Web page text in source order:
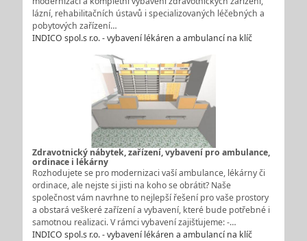
lázní, rehabilitačních ústavů i specializovaných léčebných a
pobytových zařízení…
INDICO spol.s r.o. - vybavení lékáren a ambulancí na klíč
Zdravotnický nábytek, zařízení, vybavení pro ambulance,
ordinace i lékárny
Rozhodujete se pro modernizaci vaší ambulance, lékárny či
ordinace, ale nejste si jisti na koho se obrátit? Naše
společnost vám navrhne to nejlepší řešení pro vaše prostory
a obstará veškeré zařízení a vybavení, které bude potřebné i
samotnou realizaci. V rámci vybavení zajišťujeme: -…
INDICO spol.s r.o. - vybavení lékáren a ambulancí na klíč